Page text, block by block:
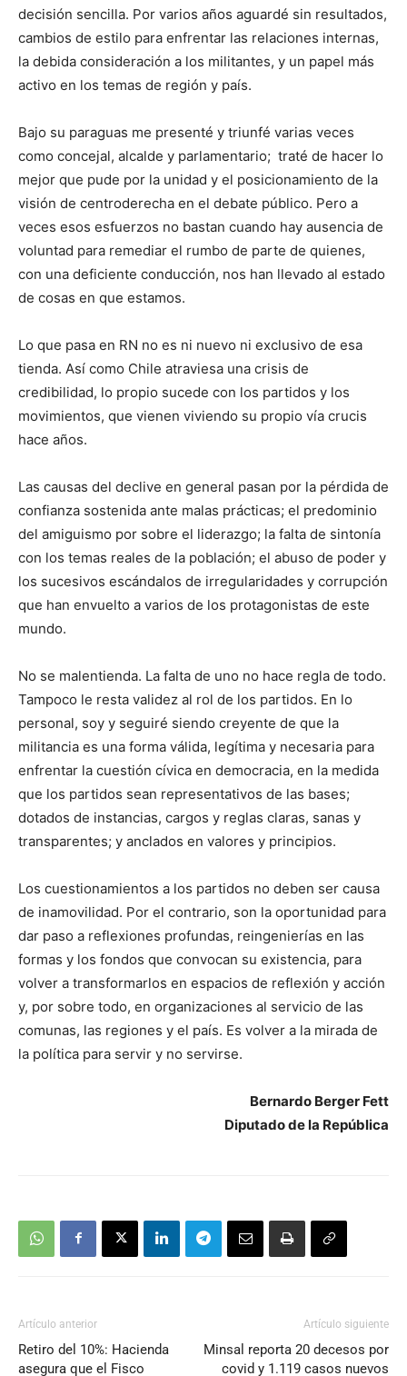
decisión sencilla. Por varios años aguardé sin resultados,
cambios de estilo para enfrentar las relaciones internas,
la debida consideración a los militantes, y un papel más
activo en los temas de región y país.
Bajo su paraguas me presenté y triunfé varias veces
como concejal, alcalde y parlamentario; traté de hacer lo
mejor que pude por la unidad y el posicionamiento de la
visión de centroderecha en el debate público. Pero a
veces esos esfuerzos no bastan cuando hay ausencia de
voluntad para remediar el rumbo de parte de quienes,
con una deficiente conducción, nos han llevado al estado
de cosas en que estamos.
Lo que pasa en RN no es ni nuevo ni exclusivo de esa
tienda. Así como Chile atraviesa una crisis de
credibilidad, lo propio sucede con los partidos y los
movimientos, que vienen viviendo su propio vía crucis
hace años.
Las causas del declive en general pasan por la pérdida de
confianza sostenida ante malas prácticas; el predominio
del amiguismo por sobre el liderazgo; la falta de sintonía
con los temas reales de la población; el abuso de poder y
los sucesivos escándalos de irregularidades y corrupción
que han envuelto a varios de los protagonistas de este
mundo.
No se malentienda. La falta de uno no hace regla de todo.
Tampoco le resta validez al rol de los partidos. En lo
personal, soy y seguiré siendo creyente de que la
militancia es una forma válida, legítima y necesaria para
enfrentar la cuestión cívica en democracia, en la medida
que los partidos sean representativos de las bases;
dotados de instancias, cargos y reglas claras, sanas y
transparentes; y anclados en valores y principios.
Los cuestionamientos a los partidos no deben ser causa
de inamovilidad. Por el contrario, son la oportunidad para
dar paso a reflexiones profundas, reingenierías en las
formas y los fondos que convocan su existencia, para
volver a transformarlos en espacios de reflexión y acción
y, por sobre todo, en organizaciones al servicio de las
comunas, las regiones y el país. Es volver a la mirada de
la política para servir y no servirse.
Bernardo Berger Fett
Diputado de la República
Artículo anterior
Retiro del 10%: Hacienda
asegura que el Fisco
Artículo siguiente
Minsal reporta 20 decesos por
covid y 1.119 casos nuevos